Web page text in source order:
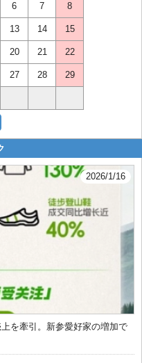
6 7 8
13 14 15
20 21 22
27 28 29
2026/1/16
を牽引。新参愛好家の増加で